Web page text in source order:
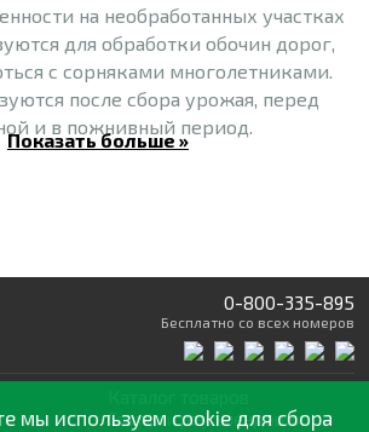
на необработанных участках
для обработки обочин дорог,
с сорняками многолетниками.
после сбора урожая, перед
и в пожнивный период.
растения (используются
осенью или весной).
- Вместе с посевом.
Показать больше »
0-800-335-895
Бесплатно со всех номеров
Статьии рекомендации
мы используем cookie для сбора